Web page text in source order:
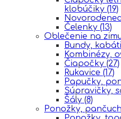
klobúčiky (19)
Čelenky (13)
Oblečenie na
Bundy,
Kombinézy,
Čiapočky (27)
Rukavice (17)
Papučky,
Súpravičky,
Šály (8)
Ponožky,